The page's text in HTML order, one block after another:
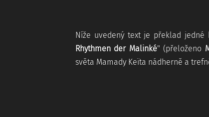
Níže uvedený text je překlad
Rhythmen der Malinké" (přeloženo
světa Mamady Keïta nádherně a